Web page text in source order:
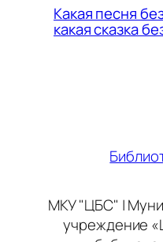
Какая песня
какая сказка
МКУ "ЦБС" |
учреждение